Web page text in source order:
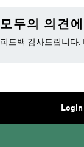
모두의 의견
피드백 감사드립니다.
Login